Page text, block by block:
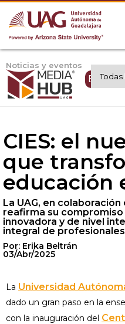
Noticias y eventos
CIES: el
que
educación
La UAG, en
reafirma su
innovadora y de nivel
integral de
Por: Erika Beltrán
03/Abr/2025
La Universidad
dado un gran paso en la
con la inauguración del